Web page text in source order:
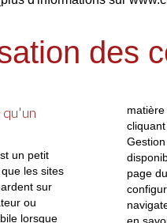
des
un petit
les sites
sur
ou
lorsque
page